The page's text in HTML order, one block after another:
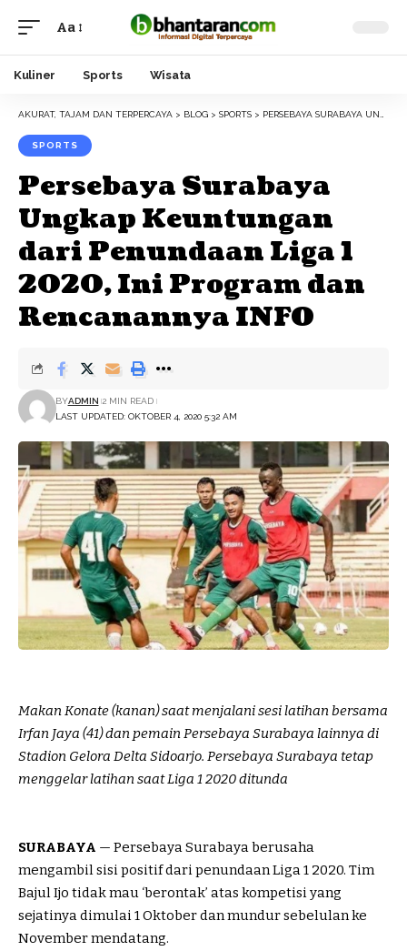
Font
Resizer
Aa
Kuliner Sports Wisata
AKURAT, TAJAM DAN TERPERCAYA > BLOG > SPORTS > PERSEBAYA SURABAYA UNGKAP KEUNTUNGAN DARI PENUNDAAN LIGA 1 2020, INI PROGRAM DAN RENCANANNYA INFO
SPORTS
Persebaya Surabaya
Ungkap Keuntungan
dari Penundaan Liga 1
2020, Ini Program dan
Rencanannya INFO
LAST UPDATED: OKTOBER 4, 2020 5:32 AM
BYADMIN 2 MIN READ
Makan Konate (kanan) saat menjalani sesi latihan bersama
Irfan Jaya (41) dan pemain Persebaya Surabaya lainnya di
Stadion Gelora Delta Sidoarjo. Persebaya Surabaya tetap
menggelar latihan saat Liga 1 2020 ditunda
SURABAYA — Persebaya Surabaya berusaha
mengambil sisi positif dari penundaan Liga 1 2020. Tim
Bajul Ijo tidak mau ‘berontak’ atas kompetisi yang
sejatinya dimulai 1 Oktober dan mundur sebelulan ke
November mendatang.